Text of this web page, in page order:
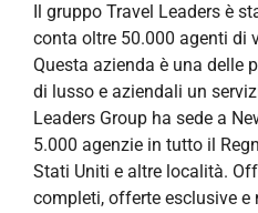
Il gruppo Travel Leaders è
conta oltre 50.000 agenti di
Questa azienda è una delle
di lusso e aziendali un
Leaders Group ha sede a
5.000 agenzie in tutto il
Stati Uniti e altre località.
completi, offerte esclusive e